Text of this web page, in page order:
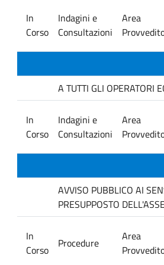
In
Corso
Indagini e
Consultazioni
Area
A TUTTI GLI OPERATORI
In
Corso
Indagini e
Consultazioni
Area
AVVISO PUBBLICO AI
PRESUPPOSTO
In
Corso
Procedure
Area